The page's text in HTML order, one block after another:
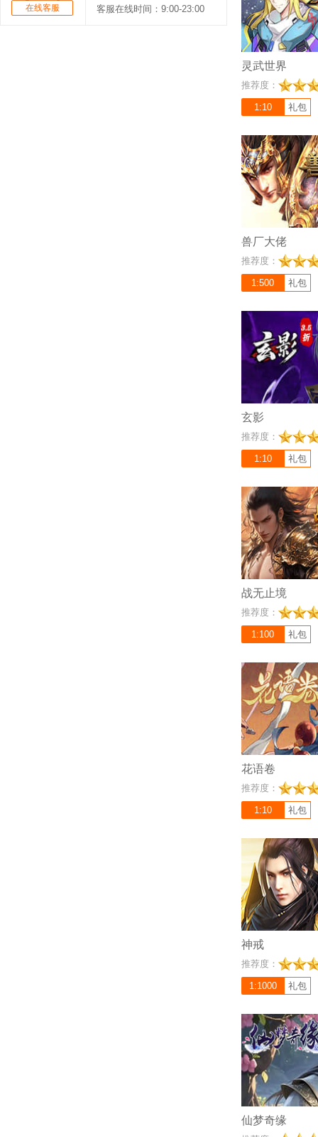
在线客服
客服在线时间：9:00-23:00
灵武世界
推荐度：
1:10 礼包
充值比例 1:500
《兽厂大佬》是一
演类网页游戏，延
斗，独有的PK玩法
游戏，现诚邀老战
里河山，续写新篇
兽厂大佬
推荐度：
1:500 礼包
充值比例 1:10
《玄影3.5折》是一
以及海量场景探索
家进行随时随地的
玄影
推荐度：
1:10 礼包
充值比例 1:100
《战无止境》是一
斗类页游大作，游
大玛法BOSS进行
样，技能特效绚丽
特的鉴宝系统，操
忆BOSS，分分钟
忆！
战无止境
推荐度：
1:100 礼包
充值比例 1:10
《花语卷》是一款
风卡牌网游，在游
魔大战并解开背后
卡牌策略与角色扮
具的神话英灵设计
配以及资源零损耗
提供沉浸式的上古
花语卷
推荐度：
1:10 礼包
充值比例 1:1000
《神戒BT版》是一
的2D角色扮演类网
角度交互等设定！
快之感。
神戒
推荐度：
1:1000 礼包
充值比例 1:10
《仙梦奇缘》是一
网游巨作！突破传
跨服仙盟争霸等众
修仙的世界里，享
唯美的仙侠画风、
和多样的游戏玩法
和乐趣的修仙世界!
仙梦奇缘
充值比例 1:10